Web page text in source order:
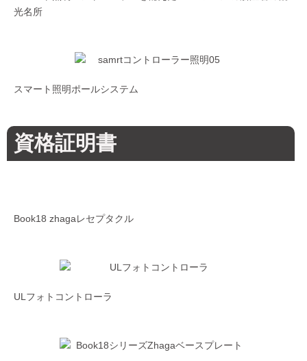
光名所
スマート照明ポールシステム
資格証明書
Book18 zhagaレセプタクル
ULフォトコントローラ